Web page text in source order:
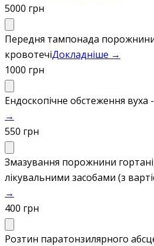
5000 грн
Передня тампонада порожнини
кровотечіДокладніше →
1000 грн
Ендоскопічне обстеження вуха
→
550 грн
Змазування порожнини
лікувальними засобами (з
→
400 грн
Розтин паратонзилярного